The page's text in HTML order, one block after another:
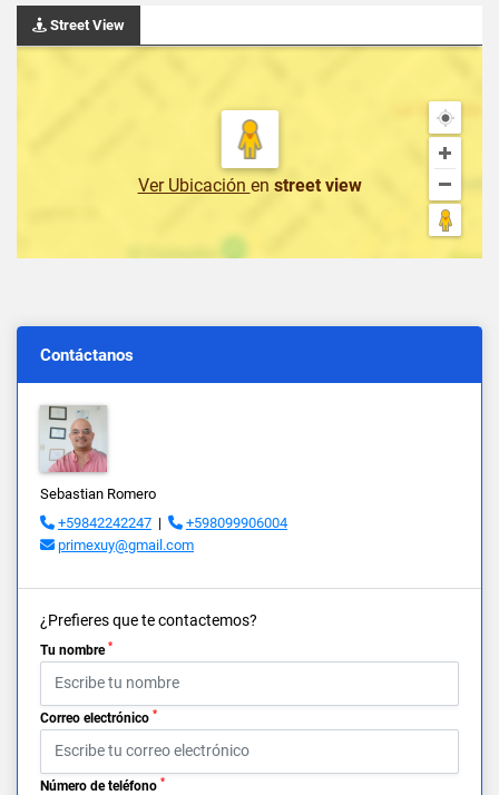
Street View
Ver Ubicación en street view
Contáctanos
Sebastian Romero
+59842242247 |
+598099906004
primexuy@gmail.com
¿Prefieres que te contactemos?
Tu nombre *
Correo electrónico *
Número de teléfono *